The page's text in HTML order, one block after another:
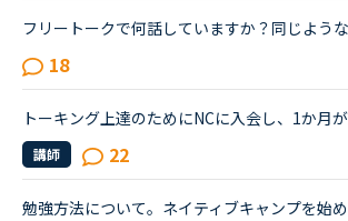
18
講師 22